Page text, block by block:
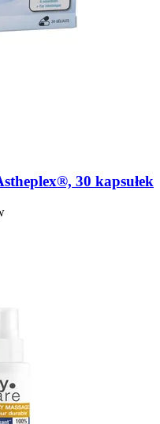
30 kapsułek